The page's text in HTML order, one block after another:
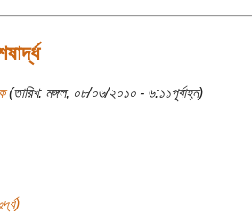
(তারিখ: মঙ্গল, ০৮/০৬/২০১০ - ৬:১১পূর্বাহ্ন)